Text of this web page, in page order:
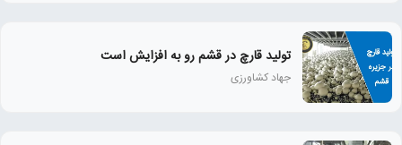
تولید قارچ در قشم رو به افزایش است
جهاد کشاورزی